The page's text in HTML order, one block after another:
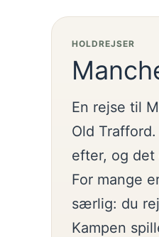
HOLDREJSER
En rejse til
Old
efter, og det
For mange
særlig: du
Kampen